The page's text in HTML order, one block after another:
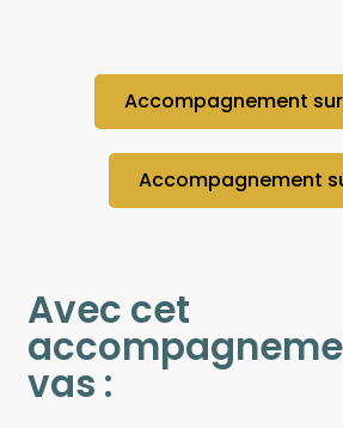
Accompagnement
Accompagnement
Avec cet
vas :